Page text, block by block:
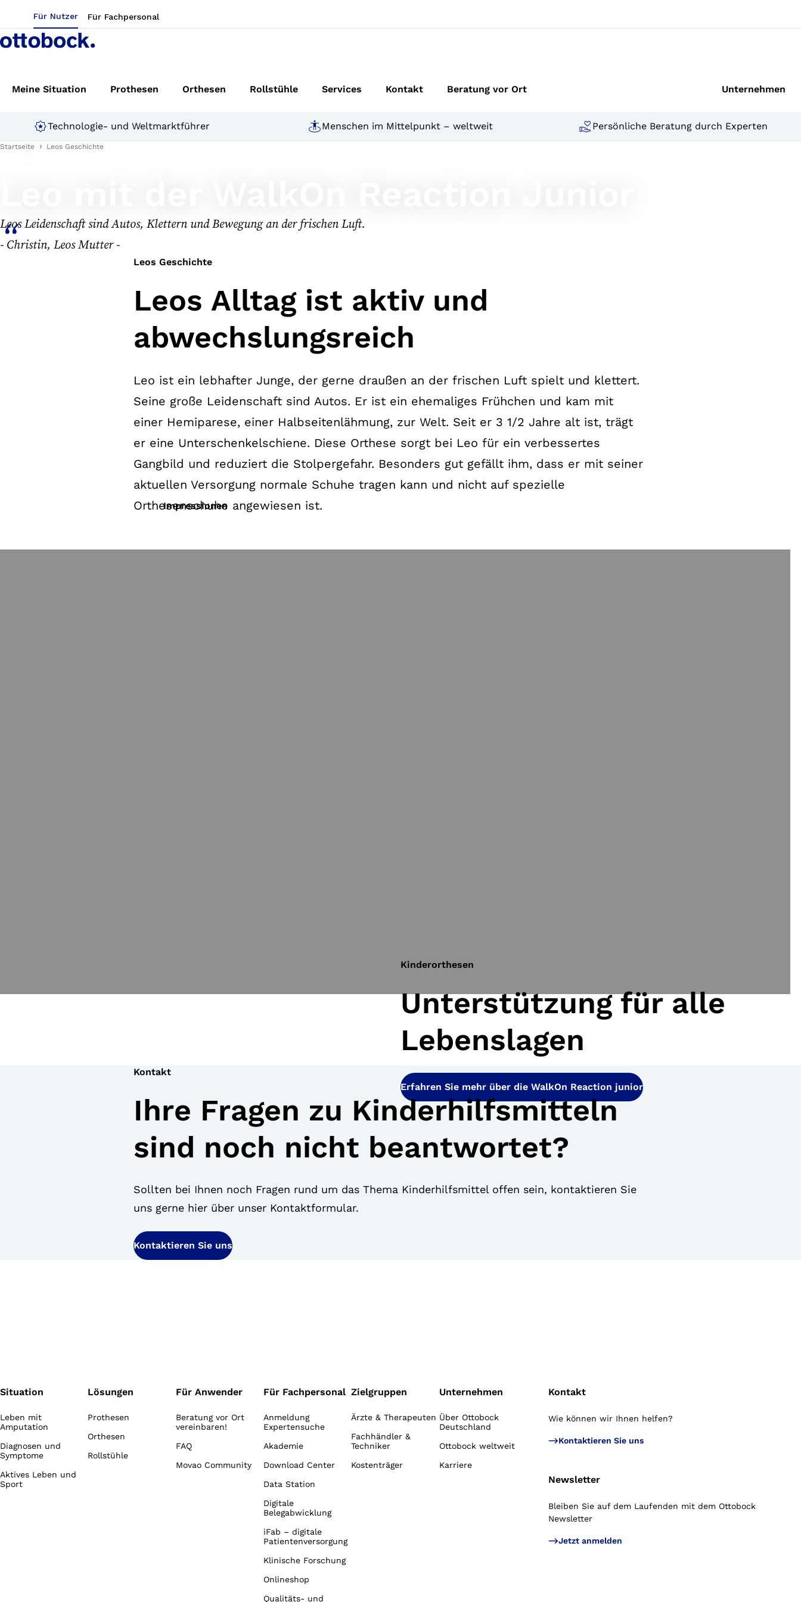
Für Nutzer Für Fachpersonal
Meine Situation Prothesen Orthesen Rollstühle Services Kontakt Beratung vor Ort Unternehmen
Technologie- und Weltmarktführer Menschen im Mittelpunkt – weltweit Persönliche Beratung durch Experten
Startseite Leos Geschichte
Leos Leidenschaft sind Autos, Klettern und Bewegung an der frischen Luft.
- Christin, Leos Mutter -
Leos Geschichte
Leos Alltag ist aktiv und
abwechslungsreich
Leo ist ein lebhafter Junge, der gerne draußen an der frischen Luft spielt und klettert.
Seine große Leidenschaft sind Autos. Er ist ein ehemaliges Frühchen und kam mit
einer Hemiparese, einer Halbseitenlähmung, zur Welt. Seit er 3 1/2 Jahre alt ist, trägt
er eine Unterschenkelschiene. Diese Orthese sorgt bei Leo für ein verbessertes
Gangbild und reduziert die Stolpergefahr. Besonders gut gefällt ihm, dass er mit seiner
aktuellen Versorgung normale Schuhe tragen kann und nicht auf spezielle
Orthesenschuhe angewiesen ist.
Impressionen
Kinderorthesen
Unterstützung für alle
Lebenslagen
Erfahren Sie mehr über die WalkOn Reaction junior
Kontakt
Ihre Fragen zu Kinderhilfsmitteln
sind noch nicht beantwortet?
Sollten bei Ihnen noch Fragen rund um das Thema Kinderhilfsmittel offen sein, kontaktieren Sie
uns gerne hier über unser Kontaktformular.
Kontaktieren Sie uns
Situation
Leben mit
Amputation
Diagnosen und
Symptome
Aktives Leben und
Sport
Lösungen
Prothesen
Orthesen
Rollstühle
Für Anwender
Beratung vor Ort
vereinbaren!
FAQ
Movao Community
Für Fachpersonal
Anmeldung
Expertensuche
Akademie
Download Center
Data Station
Digitale
Belegabwicklung
iFab – digitale
Patientenversorgung
Klinische Forschung
Onlineshop
Qualitäts- und
Zielgruppen
Ärzte & Therapeuten
Fachhändler &
Techniker
Kostenträger
Unternehmen
Über Ottobock
Deutschland
Ottobock weltweit
Karriere
Kontakt
Wie können wir Ihnen helfen?
Kontaktieren Sie uns
Newsletter
Bleiben Sie auf dem Laufenden mit dem Ottobock
Newsletter
Jetzt anmelden